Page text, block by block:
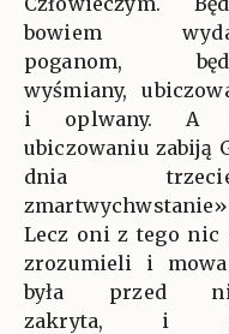
bowiem
poganom,
wyśmiany,
i oplwany. A
ubiczowaniu zabiją
dnia
Lecz oni z tego nic
zrozumieli i
była przed
zakryta, i